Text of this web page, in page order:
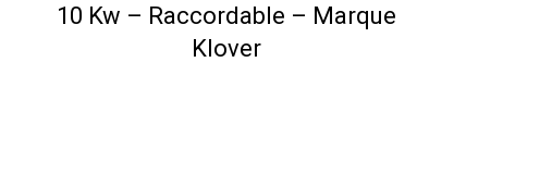
10 Kw – Raccordable – Marque
Klover